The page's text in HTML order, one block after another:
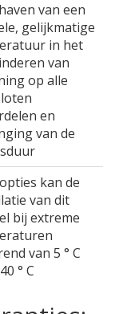
van een
gelijkmatige
in het
van
op alle
en
van de
kan de
van dit
bij extreme
van 5 ° C
° C